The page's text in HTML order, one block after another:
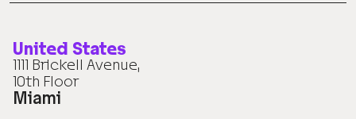
United States
1111 Brickell Avenue,
10th Floor
Miami